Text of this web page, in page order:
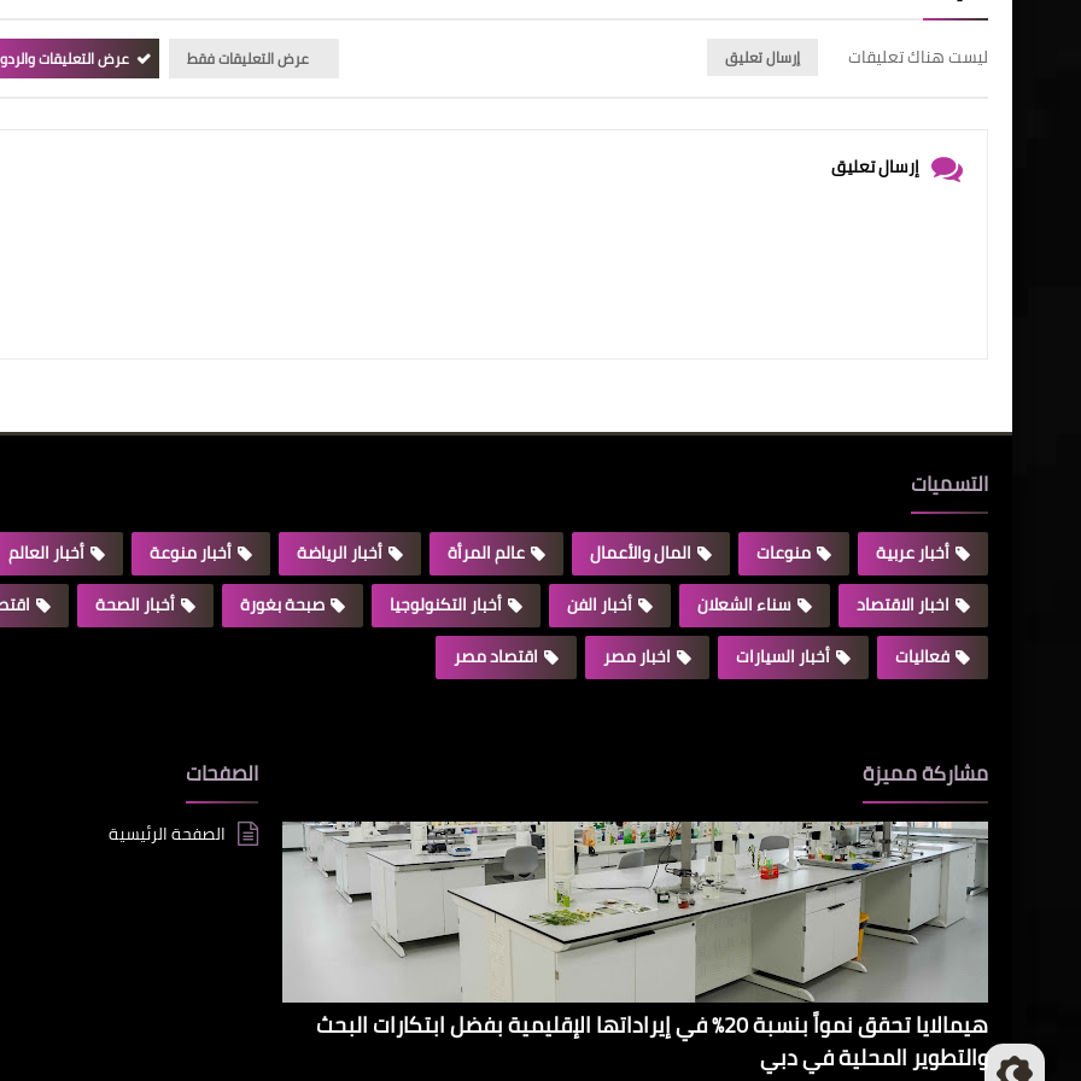
ليست هناك تعليقات إرسال تعليق عرض التعليقات فقط عرض التعليقات
إرسال تعليق
التسميات
أخبار عربية منوعات المال والأعمال عالم المرأة أخبار الرياضة أخبار منوعة
أخبار العالم
اخبار الاقتصاد
سناء الشعلان أخبار الفن أخبار التكنولوجيا صبحة بغورة أخبار الصحة
فعاليات
أخبار السيارات اخبار مصر اقتصاد مصر
مشاركة مميزة
هيمالايا تحقق نمواً بنسبة 20% في إيراداتها الإقليمية بفضل ابتكارات البحث
والتطوير المحلية في دبي
الصفحات
الصفحة الرئيسية